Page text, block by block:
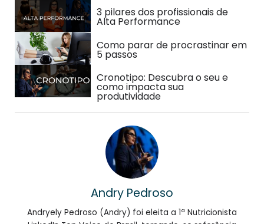
3 pilares dos profissionais de
Alta Performance
Como parar de procrastinar em
5 passos
Cronotipo: Descubra o seu e
como impacta sua
produtividade
Andry Pedroso
Andryely Pedroso (Andry) foi eleita a 1ª Nutricionista